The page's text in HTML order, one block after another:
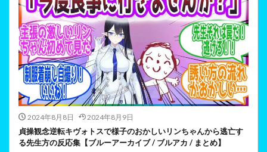
2024年8月8日 2024年8月9日
貞操観念逆転キヴォトスで様子のおかしいリンちゃんから逃亡す
る先生方の反応集【ブルーアーカイブ / ブルアカ / まとめ】